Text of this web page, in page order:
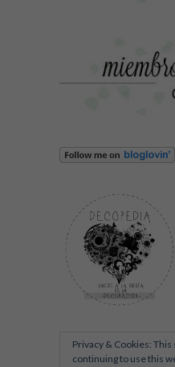
Privacy & Cookies:
continuing to use this